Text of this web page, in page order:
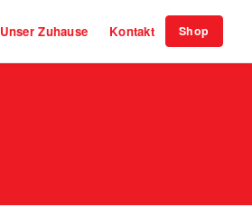
Unser Zuhause Kontakt Shop